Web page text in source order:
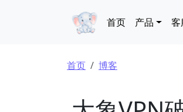
Main
首页 产品 客
面包屑
首页 博客